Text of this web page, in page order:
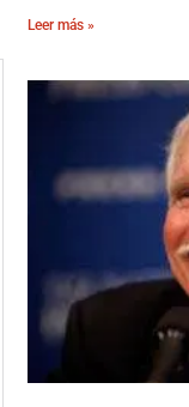
Leer más »